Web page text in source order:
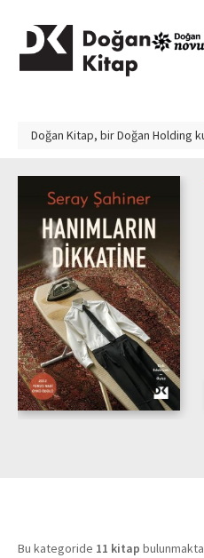
Doğan Kitap, birDoğan Holding
Bu kategoride 11 kitap